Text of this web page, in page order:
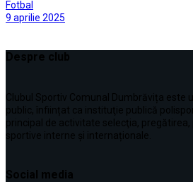
Fotbal
9 aprilie 2025
Despre club
Clubul Sportiv Comunal Dumbrăvița este
public, înființat ca instituţie publică
principal de activitate selecţia,
sportive interne şi internaționale.
Social media